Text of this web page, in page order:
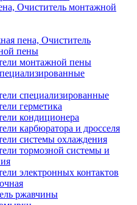
Очиститель монтажной
пена, Очиститель
пены
монтажной пены
специализированные
герметика
кондиционера
карбюратора и дросселя
системы охлаждения
тормозной системы и
электронных контактов
ржавчины